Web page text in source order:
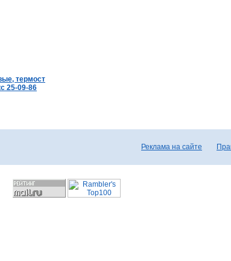
термост
25-09-86
Реклама на сайте